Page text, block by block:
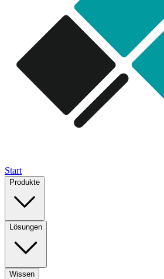
Start
Produkte
Lösungen
Wissen